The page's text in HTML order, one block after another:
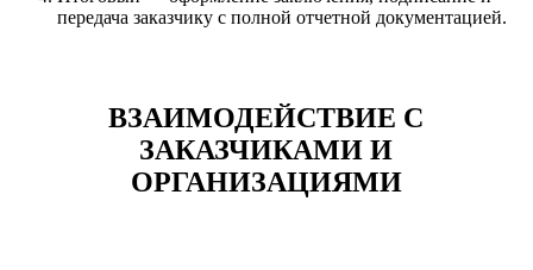
передача заказчику с полной отчетной документацией.
ВЗАИМОДЕЙСТВИЕ С
ЗАКАЗЧИКАМИ И
ОРГАНИЗАЦИЯМИ